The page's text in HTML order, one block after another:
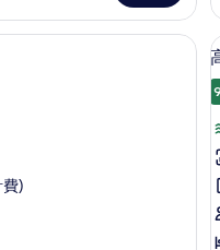
1
1
庭別墅, 2 間臥室, 熱水浴缸 | 高級
)